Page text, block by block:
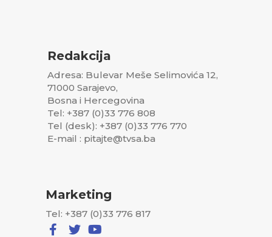
Redakcija
Adresa: Bulevar Meše Selimovića 12,
71000 Sarajevo,
Bosna i Hercegovina
Tel: +387 (0)33 776 808
Tel (desk): +387 (0)33 776 770
E-mail : pitajte@tvsa.ba
Marketing
Tel: +387 (0)33 776 817